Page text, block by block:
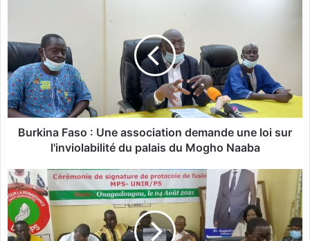
k
i
n
a
F
a
U
n
e
a
s
Burkina Faso : Une association demande une loi sur
l'inviolabilité du palais du Mogho Naaba
A
t
t
a
q